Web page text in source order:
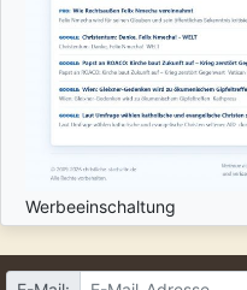
Werbeeinschaltung